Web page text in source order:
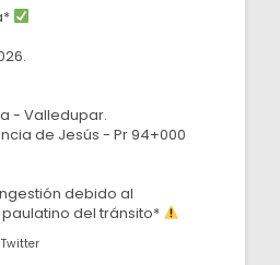
- Valledupar.
de Jesús - Pr 94+000
debido al
del tránsito*
Twitter